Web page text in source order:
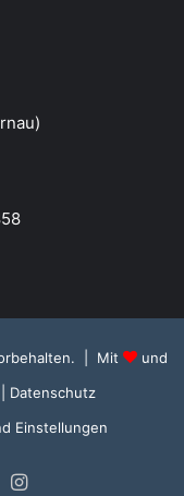
| Mit
und
| Datenschutz
Einstellungen
Instagram